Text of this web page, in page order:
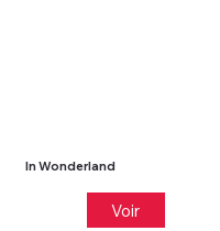
In Wonderland
Voir